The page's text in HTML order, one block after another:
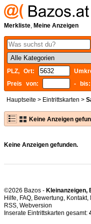
Merkliste, Meine Anzeigen
PLZ, Ort:
Preis von:
- bis:
Hauptseite > Eintrittskarten >
Keine Anzeigen
Keine Anzeigen gefunden.
©2026 Bazos - Kleinanzeigen,
Hilfe, FAQ, Bewertung, Kontakt,
RSS,
Inserate Eintrittskarten gesamt: